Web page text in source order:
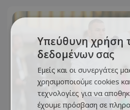
Υπεύθυνη χρήση
δεδομένων σας
Εμείς και οι συνεργάτες
χρησιμοποιούμε cookies
τεχνολογίες για να
έχουμε πρόσβαση σε